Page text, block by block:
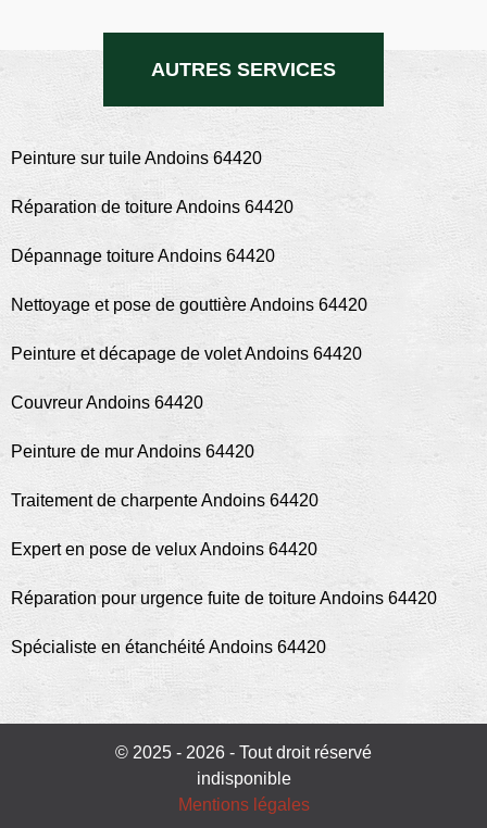
AUTRES SERVICES
Peinture sur tuile Andoins 64420
Réparation de toiture Andoins 64420
Dépannage toiture Andoins 64420
Nettoyage et pose de gouttière Andoins 64420
Peinture et décapage de volet Andoins 64420
Couvreur Andoins 64420
Peinture de mur Andoins 64420
Traitement de charpente Andoins 64420
Expert en pose de velux Andoins 64420
Réparation pour urgence fuite de toiture Andoins 64420
Spécialiste en étanchéité Andoins 64420
© 2025 - 2026 - Tout droit réservé
indisponible
Mentions légales